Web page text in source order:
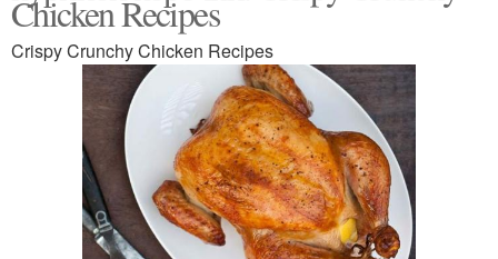
Chicken Recipes
Crispy Crunchy Chicken Recipes